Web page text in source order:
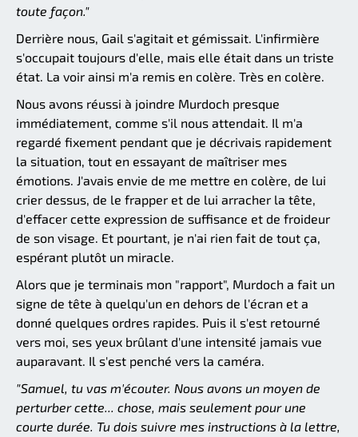
toute façon."
Derrière nous, Gail s'agitait et gémissait. L'infirmière
s'occupait toujours d'elle, mais elle était dans un triste
état. La voir ainsi m'a remis en colère. Très en colère.
Nous avons réussi à joindre Murdoch presque
immédiatement, comme s'il nous attendait. Il m'a
regardé fixement pendant que je décrivais rapidement
la situation, tout en essayant de maîtriser mes
émotions. J'avais envie de me mettre en colère, de lui
crier dessus, de le frapper et de lui arracher la tête,
d'effacer cette expression de suffisance et de froideur
de son visage. Et pourtant, je n'ai rien fait de tout ça,
espérant plutôt un miracle.
Alors que je terminais mon "rapport", Murdoch a fait un
signe de tête à quelqu'un en dehors de l'écran et a
donné quelques ordres rapides. Puis il s'est retourné
vers moi, ses yeux brûlant d'une intensité jamais vue
auparavant. Il s'est penché vers la caméra.
"Samuel, tu vas m'écouter. Nous avons un moyen de
perturber cette... chose, mais seulement pour une
courte durée. Tu dois suivre mes instructions à la lettre,